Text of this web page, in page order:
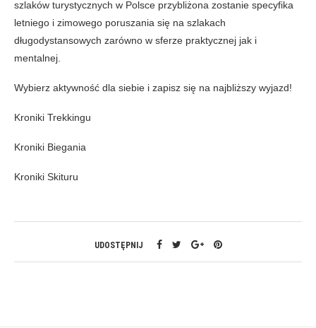
szlaków turystycznych w Polsce przybliżona zostanie specyfika
letniego i zimowego poruszania się na szlakach
długodystansowych zarówno w sferze praktycznej jak i
mentalnej.
Wybierz aktywność dla siebie i zapisz się na najbliższy wyjazd!
Kroniki Trekkingu
Kroniki Biegania
Kroniki Skituru
UDOSTĘPNIJ